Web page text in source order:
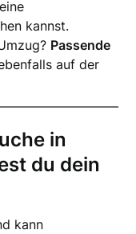
kannst.
Passende
auf der
in
du dein
kann